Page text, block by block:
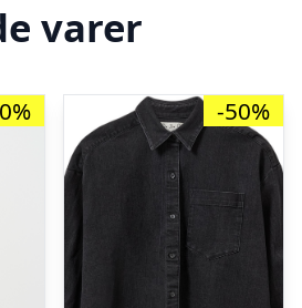
varer
-50%